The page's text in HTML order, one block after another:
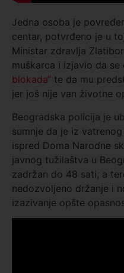
Jedna osoba je
centar, potvrđeno je u
Ministar zdravlja
muškarca i izjavio da se
blokada“ te da mu
jer još nije van životne
Beogradska policija je
sumnje da je iz
ispred Doma Narodne
javnog tužilaštva u
zadržan do 48 sati, a
nedozvoljeno držanje i
izazivanje opšte